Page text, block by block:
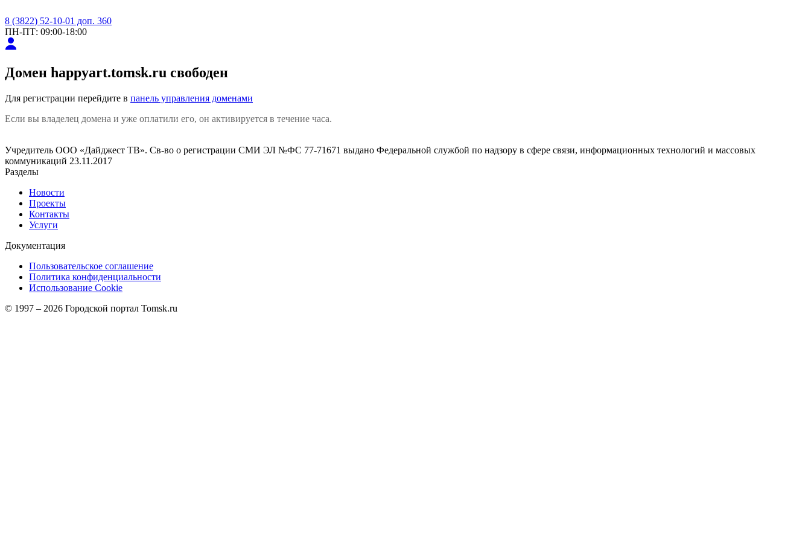
8 (3822) 52-10-01 доп. 360
ПН-ПТ: 09:00-18:00
Домен happyart.tomsk.ru свободен
Для регистрации перейдите в панель управления доменами
Если вы владелец домена и уже оплатили его, он активируется в течение часа.
Учредитель ООО «Дайджест ТВ». Св-во о регистрации СМИ ЭЛ №ФС 77-71671 выдано Федеральной службой по надзору в сфере связи, информационных технологий и массовых
коммуникаций 23.11.2017
Разделы
Новости
Проекты
Контакты
Услуги
Документация
Пользовательское соглашение
Политика конфиденциальности
Использование Cookie
© 1997 – 2026 Городской портал Tomsk.ru